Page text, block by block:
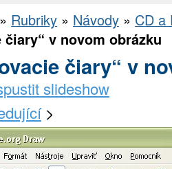
» Rubriky » Návody » CD a
čiary“ v novom obrázku
čiary“ v
slideshow
>